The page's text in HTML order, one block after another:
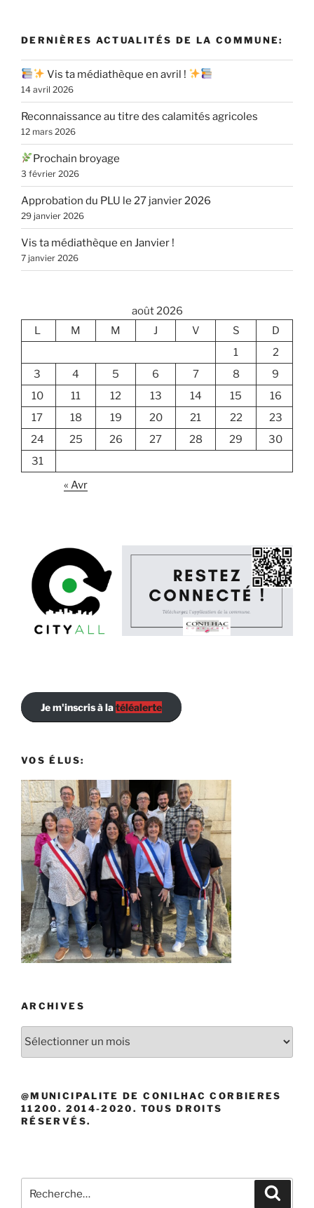
DERNIÈRES ACTUALITÉS DE LA COMMUNE:
Vis ta médiathèque en avril !
14 avril 2026
Reconnaissance au titre des calamités agricoles
12 mars 2026
Prochain broyage
3 février 2026
Approbation du PLU le 27 janvier 2026
29 janvier 2026
Vis ta médiathèque en Janvier !
7 janvier 2026
août 2026
L
M M J V S
D
1
2
3
4 5 6 7 8
9
10
11 12 13 14 15
16
17
18 19 20 21 22
23
24
25 26 27 28 29
30
31
« Avr
Je m'inscris à latéléalerte
VOS ÉLUS:
ARCHIVES
Archives
@MUNICIPALITE DE CONILHAC CORBIERES
11200. 2014-2020. TOUS DROITS
RÉSERVÉS.
pour